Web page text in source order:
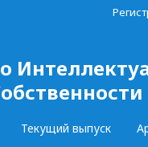
Текущий выпуск